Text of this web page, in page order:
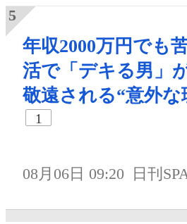
年収2000万円でも
活で「デキる男」
敬遠される“意外な
1
08月06日 09:20 日刊